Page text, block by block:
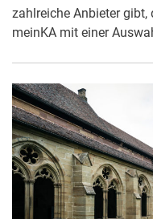
zahlreiche Anbieter
meinKA mit einer